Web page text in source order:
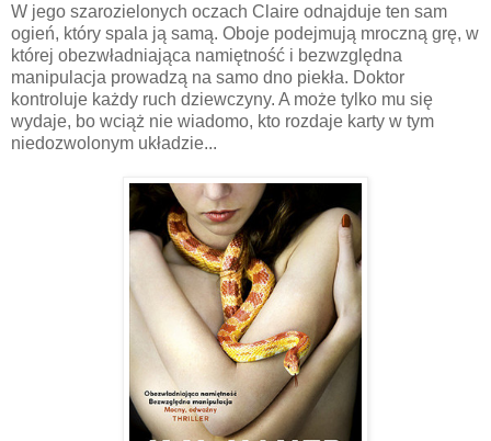
W jego szarozielonych oczach Claire odnajduje ten sam
ogień, który spala ją samą. Oboje podejmują mroczną grę, w
której obezwładniająca namiętność i bezwzględna
manipulacja prowadzą na samo dno piekła. Doktor
kontroluje każdy ruch dziewczyny. A może tylko mu się
wydaje, bo wciąż nie wiadomo, kto rozdaje karty w tym
niedozwolonym układzie...